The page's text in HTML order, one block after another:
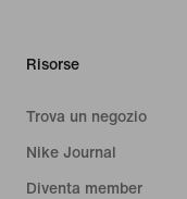
Risorse
Trova un negozio
Nike Journal
Diventa member